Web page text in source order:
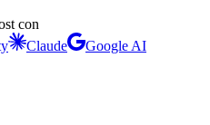
con
Claude Google AI